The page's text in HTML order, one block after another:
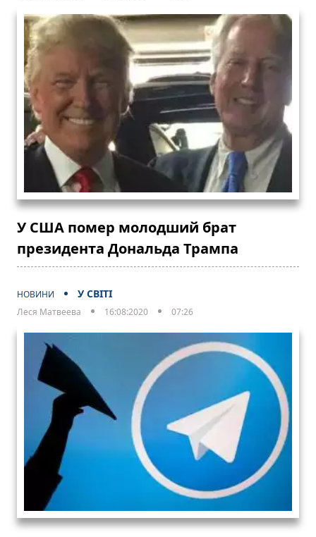
У США помер молодший брат
президента Дональда Трампа
НОВИНИ У СВІТІ
Леся Матвеева 16:08:2020 07:26